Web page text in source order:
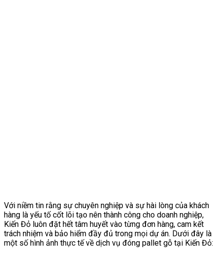
Với niềm tin rằng sự chuyên nghiệp và sự hài lòng của khách
hàng là yếu tố cốt lõi tạo nên thành công cho doanh nghiệp,
Kiến Đỏ luôn đặt hết tâm huyết vào từng đơn hàng, cam kết
trách nhiệm và bảo hiểm đầy đủ trong mọi dự án. Dưới đây là
một số hình ảnh thực tế về dịch vụ đóng pallet gỗ tại Kiến Đỏ: